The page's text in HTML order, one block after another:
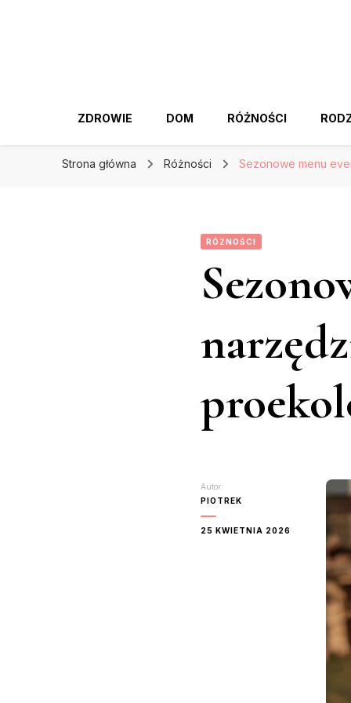
ZDROWIE DOM RÓŻNOŚCI
Strona główna Różności Sezonowe menu
RÓŻNOŚCI
Autor:
PIOTREK
25 KWIETNIA 2026